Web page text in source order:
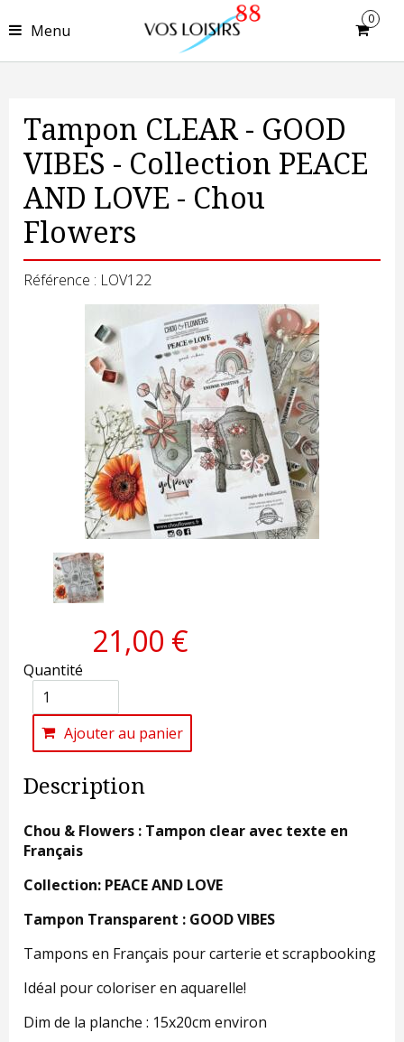
Menu
0
Tampon CLEAR - GOOD
VIBES - Collection PEACE
AND LOVE - Chou
Flowers
Référence : LOV122
21,00 €
Quantité
Ajouter au panier
Description
Chou & Flowers : Tampon clear avec texte en
Français
Collection: PEACE AND LOVE
Tampon Transparent : GOOD VIBES
Tampons en Français pour carterie et scrapbooking
Idéal pour coloriser en aquarelle!
Dim de la planche : 15x20cm environ